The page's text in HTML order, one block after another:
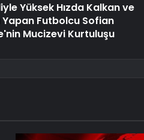
Yüksek Hızda Kalkan ve
Yapan Futbolcu Sofian
Mucizevi Kurtuluşu